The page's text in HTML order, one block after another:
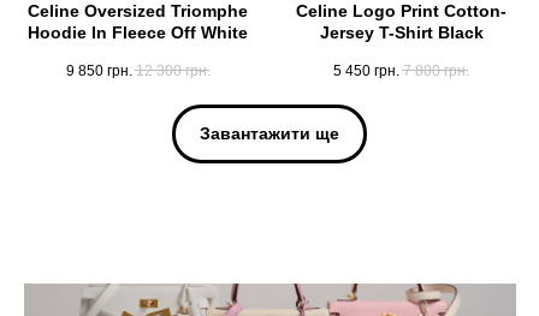
Celine Oversized Triomphe
Hoodie In Fleece Off White
9 850 грн. 12 300 грн.
Celine Logo Print Cotton-
Jersey T-Shirt Black
5 450 грн. 7 800 грн.
Завантажити ще